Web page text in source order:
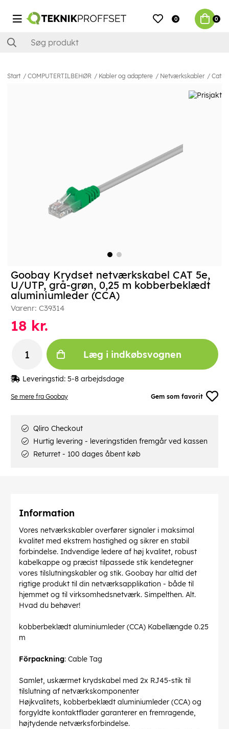
0 0
Start COMPUTERTILBEHØR Kabler og adaptere Netværkskabler Cat5e
Se mere fra Goobay Gem som favorit
Goobay Krydset netværkskabel CAT 5e,
U/UTP, grå-grøn, 0,25 m kobberbeklædt
aluminiumleder (CCA)
Varenr: C39314
18 kr.
Læg i indkøbsvognen
Leveringstid: 5-8 arbejdsdage
Qliro Checkout
Hurtig levering - leveringstiden fremgår ved kassen
Returret - 100 dages åbent køb
Information
Vores netværkskabler overfører signaler i maksimal
kvalitet med ekstrem hastighed og sikrer en stabil
forbindelse. Indvendige ledere af høj kvalitet, robust
kabelkappe og præcist tilpassede stik kendetegner
vores tilslutningskabler og stik. Goobay har altid det
rigtige produkt til din netværksapplikation - både til
hjemmet og til virksomhedsnetværk. Simpelthen. Alt.
Hvad du behøver!
kobberbeklædt aluminiumleder (CCA) Kabellængde 0.25
m
Förpackning: Cable Tag
Samlet, uskærmet krydskabel med 2x RJ45-stik til
tilslutning af netværkskomponenter
Højkvalitets, kobberbeklædt aluminiumleder (CCA) og
forgyldte kontaktflader garanterer en fremragende,
højtydende netværksforbindelse.